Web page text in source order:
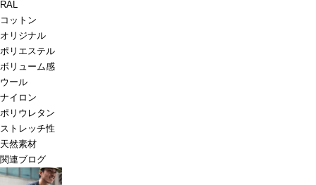
RAL
コットン
オリジナル
ポリエステル
ボリューム感
ウール
ナイロン
ポリウレタン
ストレッチ性
天然素材
関連ブログ